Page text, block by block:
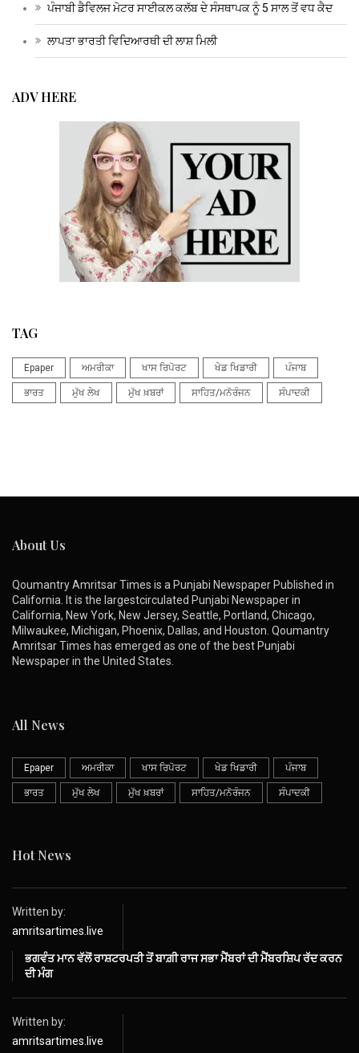
ਪੰਜਾਬੀ ਡੈਵਿਲਜ ਮੋਟਰ ਸਾਈਕਲ ਕਲੱਬ ਦੇ ਸੰਸਥਾਪਕ ਨੂੰ 5 ਸਾਲ ਤੋਂ ਵਧ ਕੈਦ
ਲਾਪਤਾ ਭਾਰਤੀ ਵਿਦਿਆਰਥੀ ਦੀ ਲਾਸ਼ ਮਿਲੀ
ADV HERE
TAG
Epaper ਅਮਰੀਕਾ ਖਾਸ ਰਿਪੋਰਟ ਖੇਡ ਖਿਡਾਰੀ ਪੰਜਾਬ
ਭਾਰਤ ਮੁੱਖ ਲੇਖ ਮੁੱਖ ਖ਼ਬਰਾਂ ਸਾਹਿਤ/ਮਨੋਰੰਜਨ ਸੰਪਾਦਕੀ
About Us
Qoumantry Amritsar Times is a Punjabi Newspaper Published in
California. It is the largestcirculated Punjabi Newspaper in
California, New York, New Jersey, Seattle, Portland, Chicago,
Milwaukee, Michigan, Phoenix, Dallas, and Houston. Qoumantry
Amritsar Times has emerged as one of the best Punjabi
Newspaper in the United States.
All News
Epaper ਅਮਰੀਕਾ ਖਾਸ ਰਿਪੋਰਟ ਖੇਡ ਖਿਡਾਰੀ ਪੰਜਾਬ
ਭਾਰਤ ਮੁੱਖ ਲੇਖ ਮੁੱਖ ਖ਼ਬਰਾਂ ਸਾਹਿਤ/ਮਨੋਰੰਜਨ ਸੰਪਾਦਕੀ
Hot News
Written by:
amritsartimes.live
ਭਗਵੰਤ ਮਾਨ ਵੱਲੋਂ ਰਾਸ਼ਟਰਪਤੀ ਤੋਂ ਬਾਗ਼ੀ ਰਾਜ ਸਭਾ ਮੈਂਬਰਾਂ ਦੀ ਮੈਂਬਰਸ਼ਿਪ ਰੱਦ ਕਰਨ
ਦੀ ਮੰਗ
Written by:
amritsartimes.live